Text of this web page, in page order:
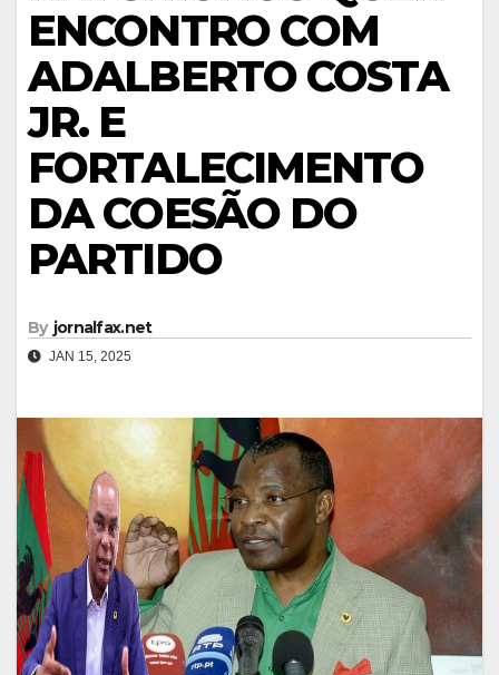
ENCONTRO COM
ADALBERTO COSTA
JR. E
FORTALECIMENTO
DA COESÃO DO
PARTIDO
By jornalfax.net
JAN 15, 2025